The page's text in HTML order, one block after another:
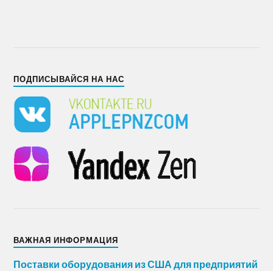
ПОДПИСЫВАЙСЯ НА НАС
ВАЖНАЯ ИНФОРМАЦИЯ
Поставки оборудования из США для предприятий